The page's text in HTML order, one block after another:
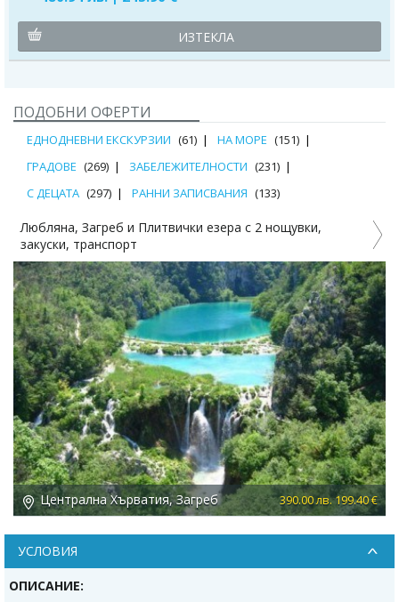
ИЗТЕКЛА
ПОДОБНИ ОФЕРТИ
ЕДНОДНЕВНИ ЕКСКУРЗИИ (61) НА МОРЕ (151)
ГРАДОВЕ (269) ЗАБЕЛЕЖИТЕЛНОСТИ (231)
С ДЕЦАТА (297) РАННИ ЗАПИСВАНИЯ (133)
Любляна, Загреб и Плитвички езера с 2 нощувки,
закуски, транспорт
Централна Хърватия, Загреб 390.00 лв. 199.40 €
УСЛОВИЯ
ОПИСАНИЕ: